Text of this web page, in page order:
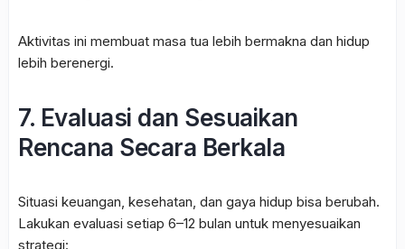
Aktivitas ini membuat masa tua lebih bermakna dan hidup
lebih berenergi.
7. Evaluasi dan Sesuaikan
Rencana Secara Berkala
Situasi keuangan, kesehatan, dan gaya hidup bisa berubah.
Lakukan evaluasi setiap 6–12 bulan untuk menyesuaikan
strategi: